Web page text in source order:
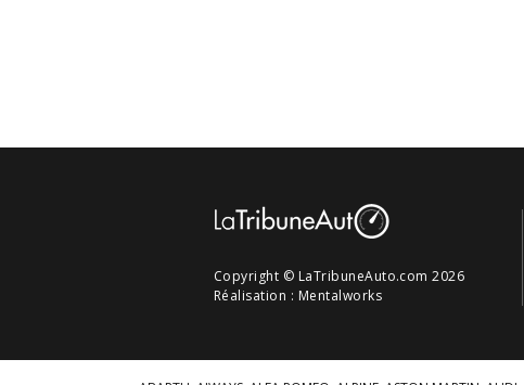
Copyright © LaTribuneAuto.com 2026
Réalisation : Mentalworks